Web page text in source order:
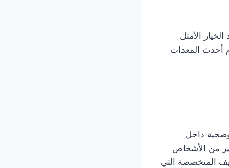
الخيار الأمثل
أحدث المعدات
داخل
من الأشخاص
المتخصصة التي